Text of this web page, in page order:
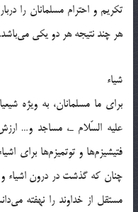
تكريم و احترام مسلمانان را
هر چند نتيجه هر دو يكي مي‌باشد.
شياء
براي ما مسلمانان، به ويژه
عليه السّلام ـ، مساجد و…
فتيشيزم‌ها و توتميزم‌ها براي
چنان كه گذشت در درون اشياء و
مستقل از خداوند را نهفته